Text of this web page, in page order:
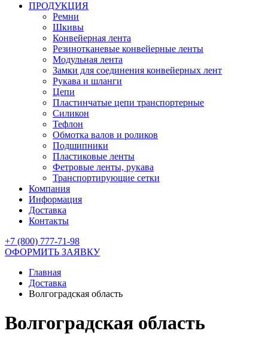
ПРОДУКЦИЯ
Ремни
Шкивы
Конвейерная лента
Резинотканевые конвейерные ленты
Модульная лента
Замки для соединения конвейерных лент
Рукава и шланги
Цепи
Пластинчатые цепи транспортерные
Силикон
Тефлон
Обмотка валов и роликов
Подшипники
Пластиковые ленты
Фетровые ленты, рукава
Транспортирующие сетки
Компания
Информация
Доставка
Контакты
+7 (800) 777-71-98
ОФОРМИТЬ ЗАЯВКУ
Главная
Доставка
Волгоградская область
Волгоградская область